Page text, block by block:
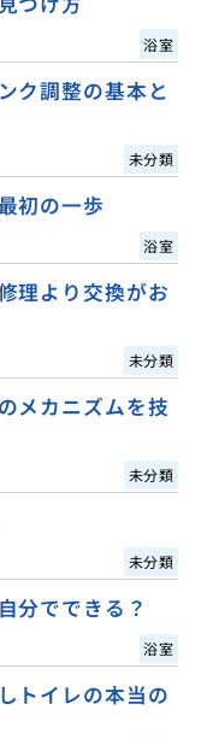
浴室
ク調整の基本と
未分類
初の一歩
浴室
理より交換がお
未分類
メカニズムを技
未分類
未分類
分でできる？
浴室
トイレの本当の